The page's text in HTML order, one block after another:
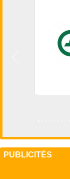
PUBLICITÉS